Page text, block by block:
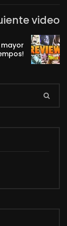
video
mayor